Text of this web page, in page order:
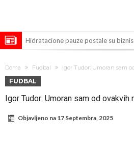
Hidratacione pauze postale su
Infantino i ljubavnička veza:
Doma Fudbal Igor Tudor: Umoran sam
FUDBAL
Igor Tudor: Umoran sam od ovakvih
Objavljeno na 17 Septembra, 2025